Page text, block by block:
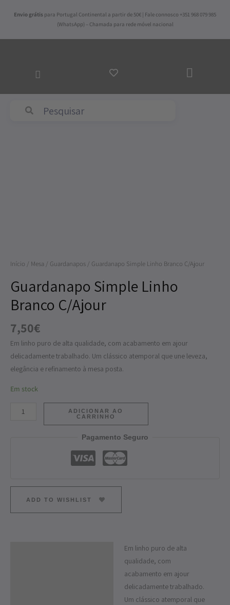
Envio grátis para Portugal Continental a partir de 50€ | Fale connosco +351 968 079 985
(WhatsApp) – Chamada para rede móvel nacional
AO
Início / Mesa / Guardanapos / Guardanapo Simple Linho Branco C/Ajour
Guardanapo Simple Linho
Branco C/Ajour
7,50€
Em linho puro de alta qualidade, com acabamento em ajour
delicadamente trabalhado. Um clássico atemporal que une leveza,
elegância e refinamento à mesa posta.
Em stock
ADICIONAR AO
CARRINHO
Pagamento Seguro
ADD TO WISHLIST
Em linho puro de alta
qualidade, com
acabamento em ajour
delicadamente trabalhado.
Um clássico atemporal que